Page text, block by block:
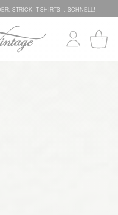
STRICK, T-SHIRTS… SCHNELL!